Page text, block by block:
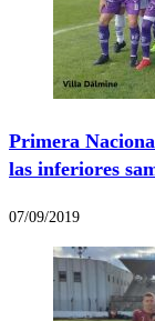
Primera
las inferiores
07/09/2019